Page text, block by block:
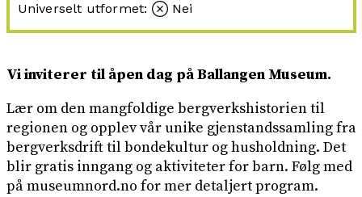
Universelt utformet: Nei
Vi inviterer til åpen dag på Ballangen Museum.
Lær om den mangfoldige bergverkshistorien til
regionen og opplev vår unike gjenstandssamling fra
bergverksdrift til bondekultur og husholdning. Det
blir gratis inngang og aktiviteter for barn. Følg med
på museumnord.no for mer detaljert program.